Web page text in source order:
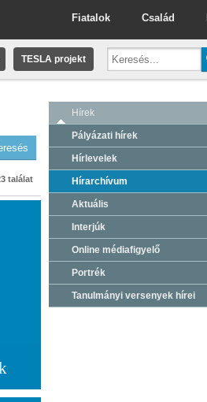
Család
Fiatalok
TESLA projekt
találat
Hírek
Pályázati hírek
Hírlevelek
Hírarchívum
Aktuális
Interjúk
Online médiafigyelő
Portrék
Tanulmányi versenyek hírei